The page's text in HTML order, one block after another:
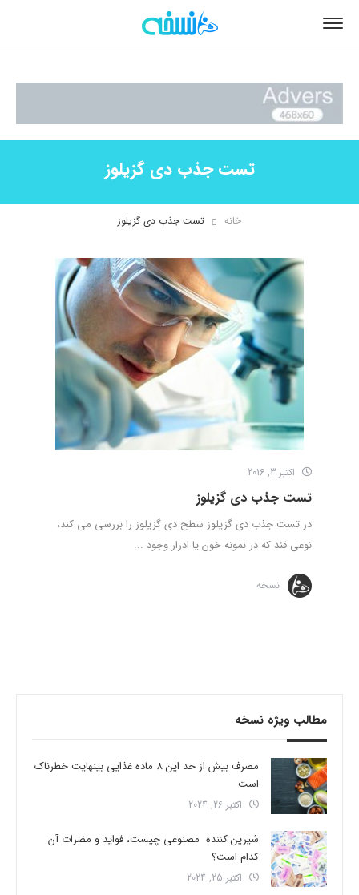
تست جذب دی گزیلوز
خانه تست جذب دی گزیلوز
اکتبر 3, 2016
تست جذب دی گزیلوز
در تست جذب دی گزیلوز سطح دی گزیلوز را بررسی می کند،
نوعی قند که در نمونه خون یا ادرار وجود ...
نسخه
مطالب ویژه نسخه
مصرف بیش از حد این 8 ماده غذایی بینهایت خطرناک
است
اکتبر 26, 2024
شیرین کننده مصنوعی چیست، فواید و مضرات آن
کدام است؟
اکتبر 25, 2024